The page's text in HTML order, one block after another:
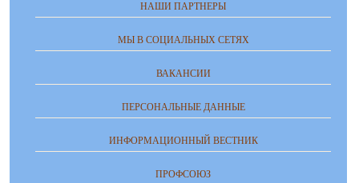
НАШИ ПАРТНЕРЫ
МЫ В СОЦИАЛЬНЫХ СЕТЯХ
ВАКАНСИИ
ПЕРСОНАЛЬНЫЕ ДАННЫЕ
ИНФОРМАЦИОННЫЙ ВЕСТНИК
ПРОФСОЮЗ